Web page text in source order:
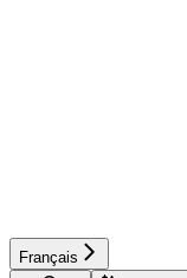
Français